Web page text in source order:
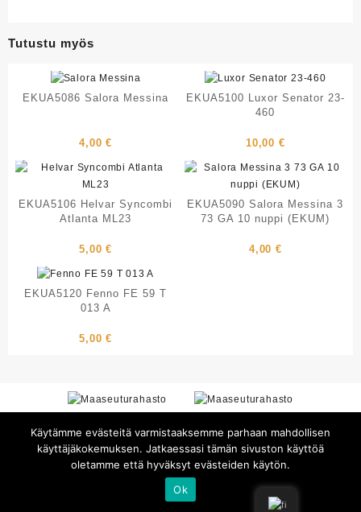
Tutustu myös
EKUA5086 Salora Messina
4,00€
EKUA5100 Luxor Senator 23-
460
10,00 €
EKUA5106 Helvar Syncombi
Atlanta ML23
5,00€
EKUA5090 Salora Messina 3
73 GA 10 nuppi (EKUM)
4,00 €
EKUA5120 Fenno FE 59 T
013 A
5,00€
© 2026 Radio- ja puhelinmuseo.
Käytämme evästeitä varmistaaksemme parhaan mahdollisen
käyttäjäkokemuksen. Jatkaessasi tämän sivuston käyttöä
oletamme että hyväksyt evästeiden käytön.
Ok